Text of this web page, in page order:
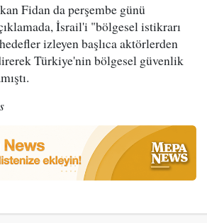
Fidan da perşembe günü
İsrail'i "bölgesel istikrarı
izleyen başlıca aktörlerden
Türkiye'nin bölgesel güvenlik